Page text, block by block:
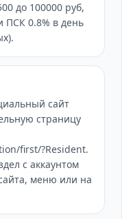
до 100000 руб,
ПСК 0.8% в день
сайт
страницу
first/?Resident.
с аккаунтом
меню или на